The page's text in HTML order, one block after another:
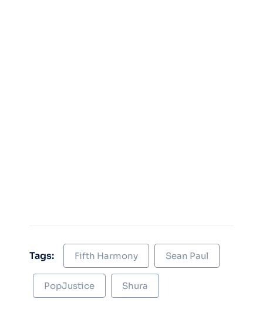
Tags: Fifth Harmony Sean Paul
PopJustice Shura